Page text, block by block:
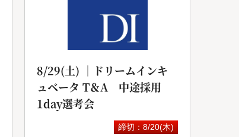
8/29(土) ｜ドリームインキ
ュベータ T＆A 中途採用
1day選考会
締切：8/20(木)